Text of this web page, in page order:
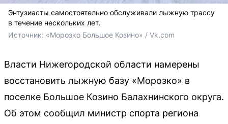
Энтузиасты самостоятельно обслуживали лыжную трассу
в течение нескольких лет.
Источник: «Морозко Большое Козино» / Vk.com
Власти Нижегородской области намерены
восстановить лыжную базу «Морозко» в
поселке Большое Козино Балахнинского округа.
Об этом сообщил министр спорта региона